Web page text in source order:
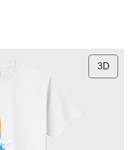
3D